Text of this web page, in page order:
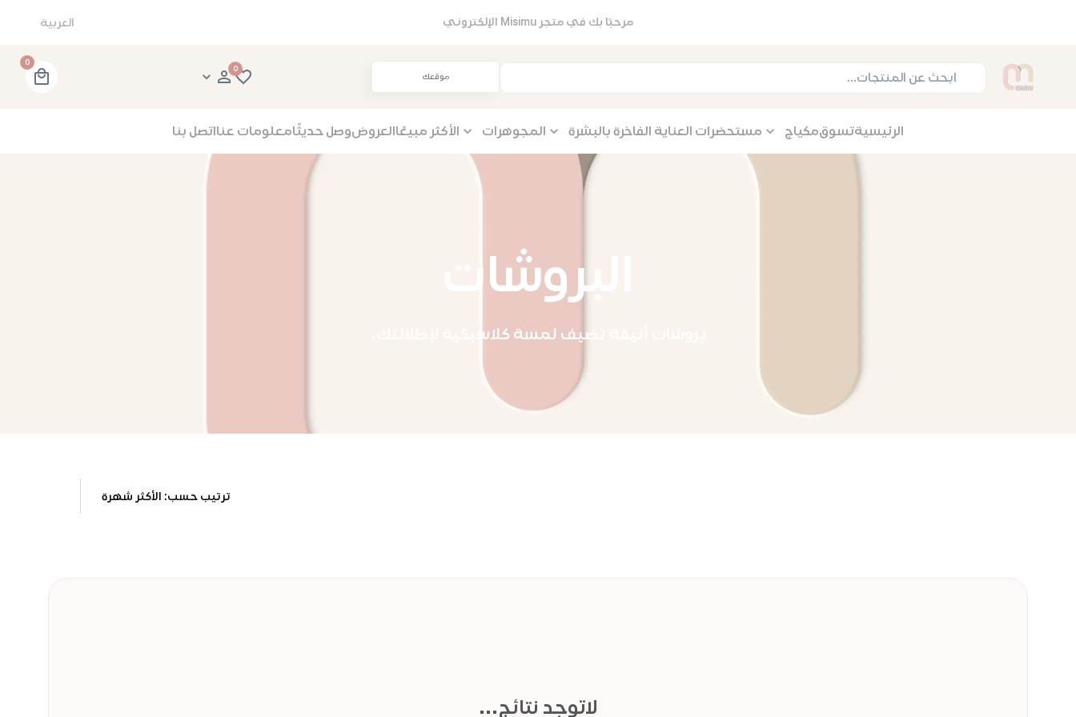
مرحبًا بك في متجر Misimu الإلكتروني العربية
موقعك
0
0
الرئيسيةتسوقمكياج مستحضرات العناية الفاخرة بالبشرة المجوهرات الأكثر مبيعًاالعروضوصل حديثًامعلومات عنااتصل بنا
البروشات
بروشات أنيقة تضيف لمسة كلاسيكية لإطلالتك.
ترتيب حسب: الأكثر شهرة
لاتوجد نتائج...